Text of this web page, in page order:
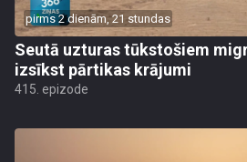
pirms 2 dienām, 21 stundas
Seutā uzturas tūkstošiem
izsīkst pārtikas krājumi
415. epizode